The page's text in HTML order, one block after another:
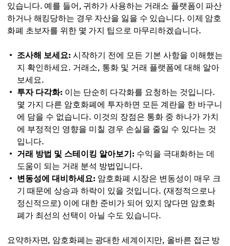
있습니다. 예를 들어, 귀하가 사용하는 거래소 플랫폼이 파산
하거나 해킹당하는 경우 자산을 잃을 수 있습니다. 이제 암호
화폐 초보자를 위한 몇 가지 팁으로 마무리하겠습니다.
조사해 보세요: 시작하기 전에 모든 기본 사항을 이해했는
지 확인하세요. 거래소, 통화 및 거래 플랫폼에 대해 알아
보세요.
투자 다각화: 이는 단순히 다각화를 요청하는 것입니다.
몇 가지 다른 암호화폐에 투자하면 모든 계란을 한 바구니
에 담을 수 없습니다. 이것의 장점은 통화 중 하나가 가치
에 부정적인 영향을 미칠 경우 손실을 줄일 수 있다는 것
입니다.
거래 방법 및 스테이킹 알아보기: 수익을 극대화하는 데
도움이 되는 거래 분석 방법입니다.
변동성에 대비하세요: 암호화폐 시장은 변동성이 매우 크
기 때문에 상승과 하락이 있을 것입니다. (재정적으로나
정신적으로) 이에 대한 준비가 되어 있지 않다면 암호화
폐가 최선의 선택이 아닐 수도 있습니다.
요약하자면, 암호화폐는 광대한 세계이지만, 올바른 접근 방